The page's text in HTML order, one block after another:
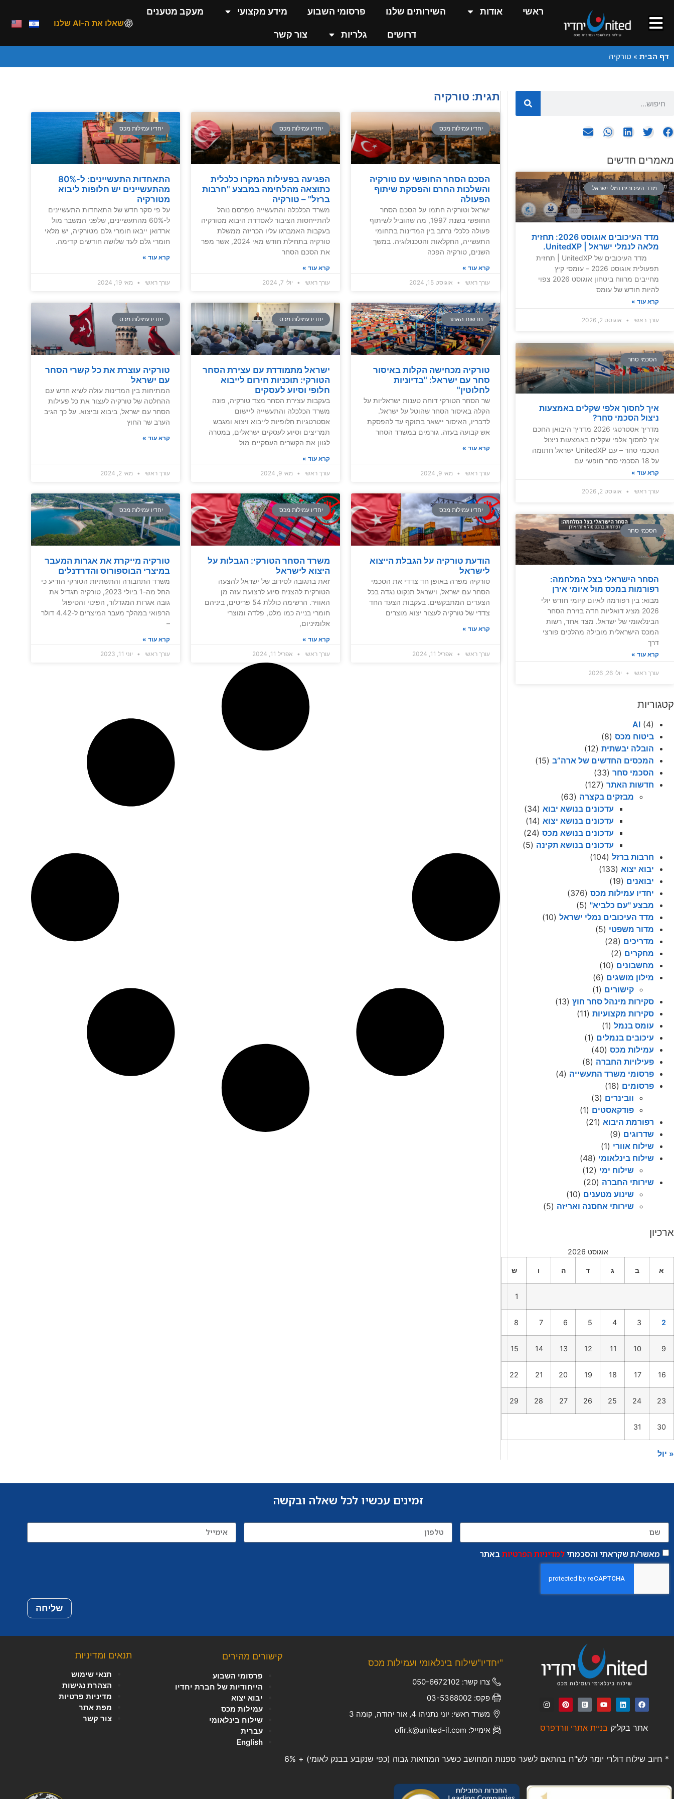
ראשי אודות השירותים שלנו פרסומי השבוע מידע מקצועי מעקב מטענים
דרושים גלריות צור קשר
שאלו את ה-AI שלנו
דף הבית » טורקיה
מאמרים חדשים
מדד העיכובים נמלי ישראל
מדד העיכובים אוגוסט 2026: תחזית
מלאה לנמלי ישראל | UnitedXP.
מדד העיכובים של UnitedXP | תחזית
תפעולית אוגוסט 2026 – עומסי קיץ
מחייבים מרווח ביטחון אוגוסט 2026 צפוי
להיות חודש של עומס
קרא עוד »
עורך ראשי אוגוסט 2, 2026
הסכמי סחר
איך לחסוך אלפי שקלים באמצעות
ניצול הסכמי סחר?
מדריך אסטרטגי 2026 מדריך היבואן החכם
איך לחסוך אלפי שקלים באמצעות ניצול
הסכמי סחר – עם UnitedXP ישראל חתומה
על 18 הסכמי סחר חופשי עם
קרא עוד »
עורך ראשי אוגוסט 2, 2026
הסכמי סחר
הסחר הישראלי בצל המלחמה:
רפורמות במכס מול איומי אירן
מבוא: בין רפורמה לאיום קיומי חודש יולי
2026 מציג דואליות חדה בזירת הסחר
הבינלאומי של ישראל. מצד אחד, רשות
המכס הישראלית מובילה מהלכים פורצי
דרך
קרא עוד »
עורך ראשי יולי 26, 2026
קטגוריות
AI (4)
ביטוח מכס (8)
הובלה יבשתית (12)
המכסים החדשים של ארה”ב (15)
הסכמי סחר (33)
חדשות האתר (127)
מבזקים בקצרה (63)
עדכונים בנושא יבוא (34)
עדכונים בנושא יצוא (14)
עדכונים בנושא מכס (24)
עדכונים בנושא תקינה (5)
חרבות ברזל (104)
יבוא יצוא (133)
יבואנים (19)
יחדיו עמילות מכס (376)
מבצע "עם כלביא" (5)
מדד העיכובים נמלי ישראל (10)
מדור משפטי (5)
מדריכים (28)
מחקרים (2)
מחשבונים (10)
מילון מושגים (6)
קישורים (1)
סקירות מינהל סחר חוץ (13)
סקירות מקצועיות (11)
עומס בנמל (1)
עיכובים בנמלים (1)
עמילות מכס (40)
פעילויות החברה (8)
פרסומי משרד התעשייה (4)
פרסומים (18)
וובינרים (3)
פודקאסטים (1)
רפורמת היבוא (21)
שדרוגים (9)
שילוח אוורי (1)
שילוח בינלאומי (48)
שילוח ימי (12)
שירותי החברה (20)
שינוע מטענים (10)
שירותי אחסנה ואריזה (5)
ארכיון
אוגוסט 2026
א ב ג ד ה ו ש
1
2
3
4
5
6
7
8
9
10
11
12
13
14
15
16
17
18
19
20
21
22
23
24
25
26
27
28
29
30
31
« יול
תגית: טורקיה
יחדיו עמילות מכס
הסכם הסחר החופשי עם טורקיה
והשלכות החרם והפסקת שיתוף
הפעולה
ישראל וטורקיה חתמו על הסכם הסחר
החופשי בשנת 1997, מה שהוביל לשיתוף
פעולה כלכלי נרחב בין המדינות בתחומי
התעשייה, החקלאות והטכנולוגיה. במשך
השנים, טורקיה הפכה
קרא עוד »
עורך ראשי
אוגוסט 15, 2024
יחדיו עמילות מכס
הפגיעה בפעילות המקרו כלכלית
כתוצאה מהלחימה במבצע "חרבות
ברזל" – טורקיה
משרד הכלכלה והתעשייה מפרסם נוהל
להתייחסות הציבור לאסדרת היבוא מטורקיה
בעקבות האמברגו עליו הכריזה ממשלת
טורקיה בתחילת חודש מאי 2024, אשר מפר
את הסכם הסחר
קרא עוד »
עורך ראשי
יולי 7, 2024
יחדיו עמילות מכס
התאחדות התעשיינים: ל-80%
מהתעשיינים יש חלופות ליבוא
מטורקיה
על פי סקר חדש של התאחדות התעשיינים
ל-60% מהתעשיינים, שלפני המשבר מול
ארדואן ייבאו חומרי גלם מטורקיה, יש מלאי
חומרי גלם לעד שלושה חודשים קדימה.
קרא עוד »
עורך ראשי מאי 19, 2024
חדשות האתר
טורקיה מכחישה הקלות באיסור
סחר עם ישראל: "בדיוניות
לחלוטין"
שר הסחר הטורקי דוחה טענות ישראליות על
הקלה באיסור הסחר שהוטל על ישראל.
לדבריו, האיסור יישאר בתוקף עד להפסקת
אש קבועה בעזה. גורמים במשרד הסחר
קרא עוד »
עורך ראשי מאי 9, 2024
יחדיו עמילות מכס
ישראל מתמודדת עם עצירת הסחר
הטורקי: תוכניות חירום לייבוא
חלופי וסיוע לעסקים
בעקבות עצירת הסחר מצד טורקיה, פונה
משרד הכלכלה והתעשייה ליישום
אסטרטגיות חלופיות לייבוא ויצוא ומגבש
תמריצים וסיוע לעסקים ישראלים, במטרה
לגוון את הקשרים העסקיים מול
קרא עוד »
עורך ראשי
מאי 9, 2024
יחדיו עמילות מכס
טורקיה עוצרת את כל קשרי הסחר
עם ישראל
המתיחות בין המדינות עולה לשיא חדש עם
ההחלטה של טורקיה לעצור את כל פעילות
הסחר עם ישראל, ביבוא וביצוא. על כך הגיב
הערב שר החוץ
קרא עוד »
עורך ראשי מאי 2, 2024
יחדיו עמילות מכס
הודעת טורקיה על הגבלת הייצוא
לישראל
טורקיה מפרה באופן חד צדדי את הסכמי
הסחר עם ישראל, וישראל תנקוט נגדה בכל
הצעדים המתבקשים. בעקבות הצעד החד
צדדי של טורקיה לעצור יצוא מוצרים
קרא עוד »
עורך ראשי אפריל 11, 2024
יחדיו עמילות מכס
משרד הסחר הטורקי: הגבלות על
היצוא לישראל
זאת בתגובה לסירוב של ישראל להצעה
הטורקית להצניח סיוע לרצועת עזה מן
האוויר. הרשימה כוללת 54 פריטים, ביניהם
חומרי בנייה כמו מלט, פלדה ומוצרי
אלומיניום,
קרא עוד »
עורך ראשי
אפריל 11, 2024
יחדיו עמילות מכס
טורקיה מייקרת את אגרות המעבר
במיצרי הבוספורוס והדרדנלים
משרד התחבורה והתשתיות הטורקי הודיע כי
החל מה-1 ביולי 2023, טורקיה תגדיל את
גובה אגרות המגדלור, הפינוי והטיפול
הרפואי במהלך מעבר המיצרים ל-4.42 דולר
–
קרא עוד »
עורך ראשי
יוני 11, 2023
זמינים עכשיו לכל שאלה ובקשה
מאשר/ת שקראתי והסכמתילמדיניות הפרטיותבאתר
שליחה
אתר בקליק בניית אתרי וורדפרס
"יחדיו"שילוח בינלאומי ועמילות מכס
צרו קשר: 050-6672102
פקס: 03-5368002
משרד ראשי: יוני נתניהו 4, אור יהודה, קומה 3
אימייל: ofir.k@united-il.com
קישורים מהירים
פרסומי השבוע
הייחודיות של חברת יחדיו
יבוא יצוא
עמילות מכס
שילוח בינלאומי
עברית
English
תנאים ומדיניות
תנאי שימוש
הצהרת נגישות
מדיניות פרטיות
מפת אתר
צור קשר
* חיוב שילוח דולרי יומר לש"ח בהתאם לשער ספנות המחושב כשער המחאות גבוה (כפי שנקבע בבנק לאומי) + 6%